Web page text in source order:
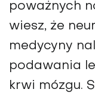
poważnych
wiesz, że
medycyny
podawania
krwi mózgu.